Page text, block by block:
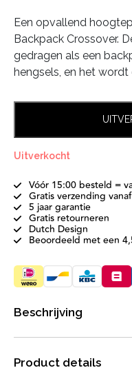
Een opvallend
Backpack Crossover.
gedragen als een
hengsels, en het
Uitverkocht
Vóór 15:00 besteld =
Gratis verzending
5 jaar garantie
Gratis retourneren
Dutch Design
Beoordeeld met een
Beschrijving
Product details